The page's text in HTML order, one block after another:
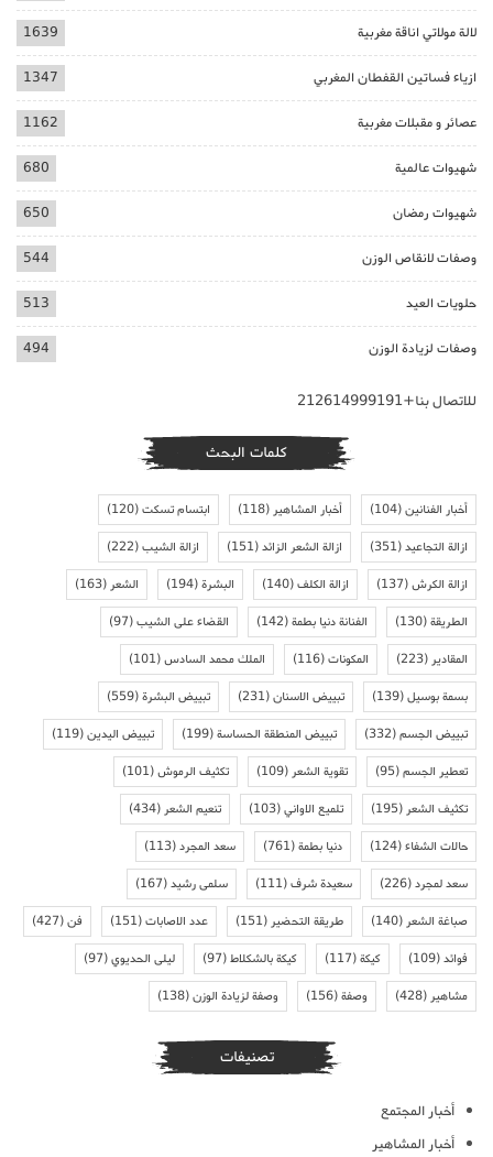
لالة مولاتي اناقة مغربية 1639
ازياء فساتين القفطان المغربي 1347
عصائر و مقبلات مغربية 1162
شهيوات عالمية 680
شهيوات رمضان 650
وصفات لانقاص الوزن 544
حلويات العيد 513
وصفات لزيادة الوزن 494
للاتصال بنا+212614999191
كلمات البحث
أخبار الفنانين(104) أخبار المشاهير(118) ابتسام تسكت(120)
ازالة التجاعيد(351) ازالة الشعر الزائد(151) ازالة الشيب(222)
ازالة الكرش(137) ازالة الكلف(140) البشرة(194) الشعر(163)
الطريقة(130) الفنانة دنيا بطمة(142) القضاء على الشيب(97)
المقادير(223) المكونات(116) الملك محمد السادس(101)
بسمة بوسيل(139) تبييض الاسنان(231) تبييض البشرة(559)
تبييض الجسم(332) تبييض المنطقة الحساسة(199) تبييض اليدين(119)
تعطير الجسم(95) تقوية الشعر(109) تكثيف الرموش(101)
تكثيف الشعر(195) تلميع الاواني(103) تنعيم الشعر(434)
حالات الشفاء(124) دنيا بطمة(761) سعد المجرد(113)
سعد لمجرد(226) سعيدة شرف(111) سلمى رشيد(167)
صباغة الشعر(140) طريقة التحضير(151) عدد الاصابات(151) فن(427)
فوائد(109) كيكة(117) كيكة بالشكلاط(97) ليلى الحديوي(97)
مشاهير(428) وصفة(156) وصفة لزيادة الوزن(138)
تصنيفات
أخبار المجتمع
أخبار المشاهير